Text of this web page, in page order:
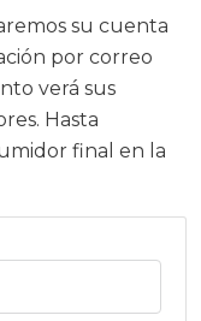
su cuenta
por correo
verá sus
Hasta
final en la